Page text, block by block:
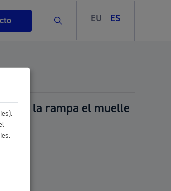
Buscar EU ES
de la rampa el muelle